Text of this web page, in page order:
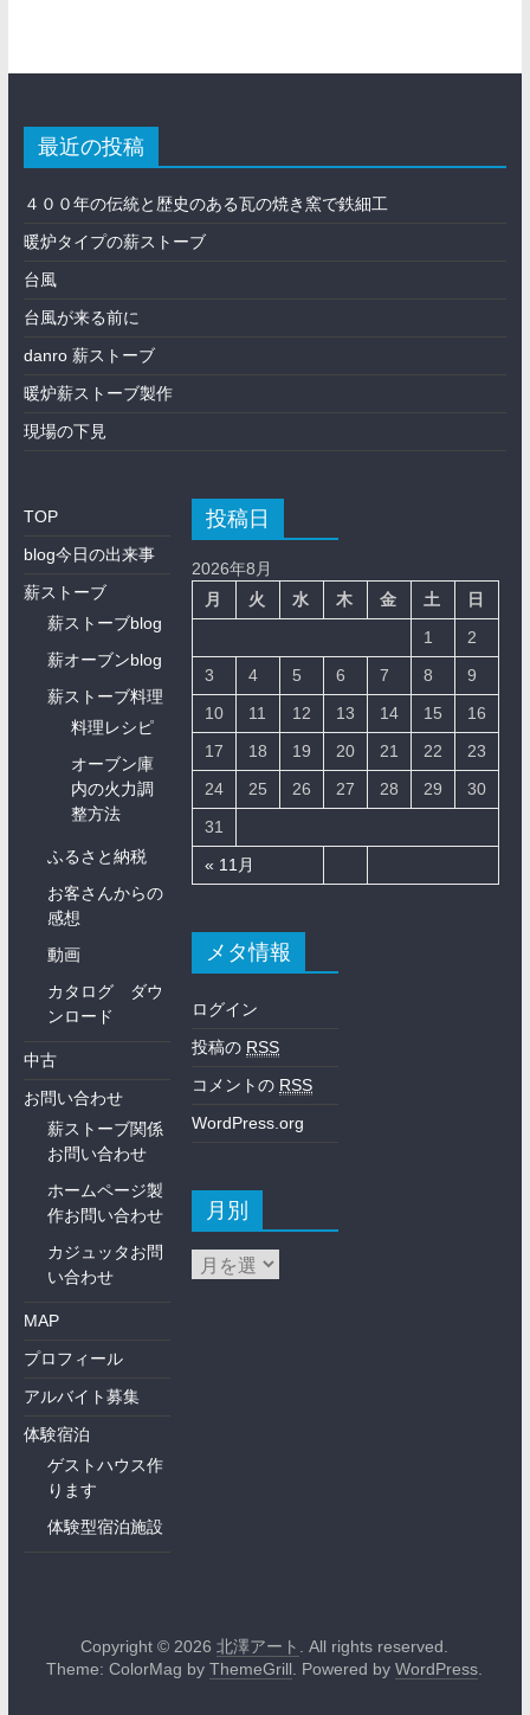
最近の投稿
４００年の伝統と歴史のある瓦の焼き窯で鉄細工
暖炉タイプの薪ストーブ
台風
台風が来る前に
danro 薪ストーブ
暖炉薪ストーブ製作
現場の下見
TOP
blog今日の出来事
薪ストーブ
薪ストーブblog
薪オーブンblog
薪ストーブ料理
料理レシピ
オーブン庫
内の火力調
整方法
ふるさと納税
お客さんからの
感想
動画
カタログ ダウ
ンロード
中古
お問い合わせ
薪ストーブ関係
お問い合わせ
ホームページ製
作お問い合わせ
カジュッタお問
い合わせ
MAP
プロフィール
アルバイト募集
体験宿泊
ゲストハウス作
ります
体験型宿泊施設
投稿日
2026年8月
月
火 水 木 金 土 日
« 11月
1
2
3
4 5 6 7 8
9
10
11 12 13 14 15
16
17
18 19 20 21 22
23
24
25 26 27 28 29
30
31
メタ情報
ログイン
投稿の RSS
コメントの RSS
WordPress.org
月別
Copyright © 2026北澤アート . All rights reserved.
Theme: ColorMag byThemeGrill. Powered byWordPress.